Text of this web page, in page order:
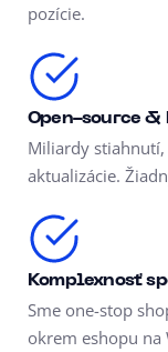
pozície.
Open-source &
Miliardy
aktualizácie.
Komplexnosť
Sme one-stop
okrem eshopu na